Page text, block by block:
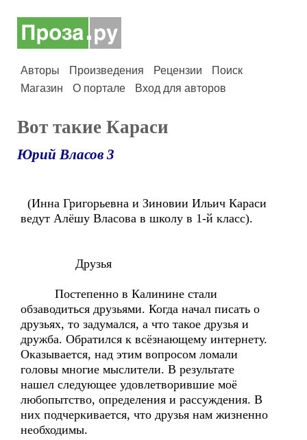
Авторы Произведения Рецензии
Поиск
Магазин
О портале Вход для авторов
Вот такие Караси
Юрий Власов 3
(Инна Григорьевна и Зиновии Ильич Караси
ведут Алёшу Власова в школу в 1-й класс).
Друзья
Постепенно в Калинине стали
обзаводиться друзьями. Когда начал писать о
друзьях, то задумался, а что такое друзья и
дружба. Обратился к всёзнающему интернету.
Оказывается, над этим вопросом ломали
головы многие мыслители. В результате
нашел следующее удовлетворившие моё
любопытство, определения и рассуждения. В
них подчеркивается, что друзья нам жизненно
необходимы.